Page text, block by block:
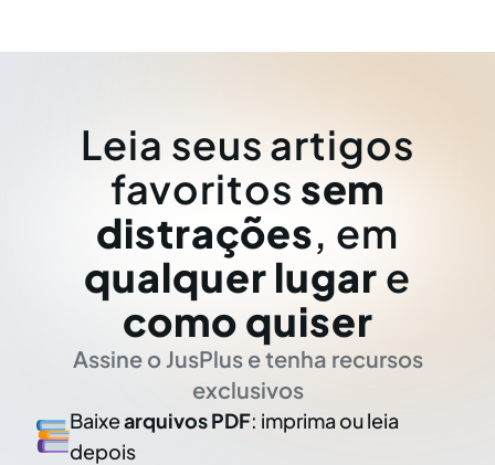
Leia seus artigos
favoritos sem
distrações, em
qualquer lugar e
como quiser
Assine o JusPlus e tenha recursos
exclusivos
Baixearquivos PDF: imprima ou leia
depois